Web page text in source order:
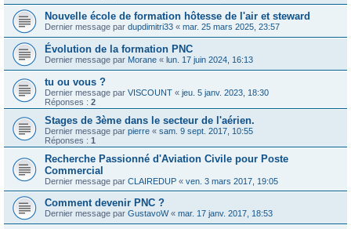
Nouvelle école de formation hôtesse de l'air et steward
Dernier message par dupdimitri33 « mar. 25 mars 2025, 23:57
Évolution de la formation PNC
Dernier message par Morane « lun. 17 juin 2024, 16:13
tu ou vous ?
Dernier message par VISCOUNT « jeu. 5 janv. 2023, 18:30
Réponses : 2
Stages de 3ème dans le secteur de l'aérien.
Dernier message par pierre « sam. 9 sept. 2017, 10:55
Réponses : 1
Recherche Passionné d'Aviation Civile pour Poste
Commercial
Dernier message par CLAIREDUP « ven. 3 mars 2017, 19:05
Comment devenir PNC ?
Dernier message par GustavoW« mar. 17 janv. 2017, 18:53